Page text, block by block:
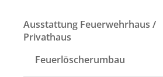
Ausstattung Feuerwehrhaus /
Privathaus
Feuerlöscherumbau